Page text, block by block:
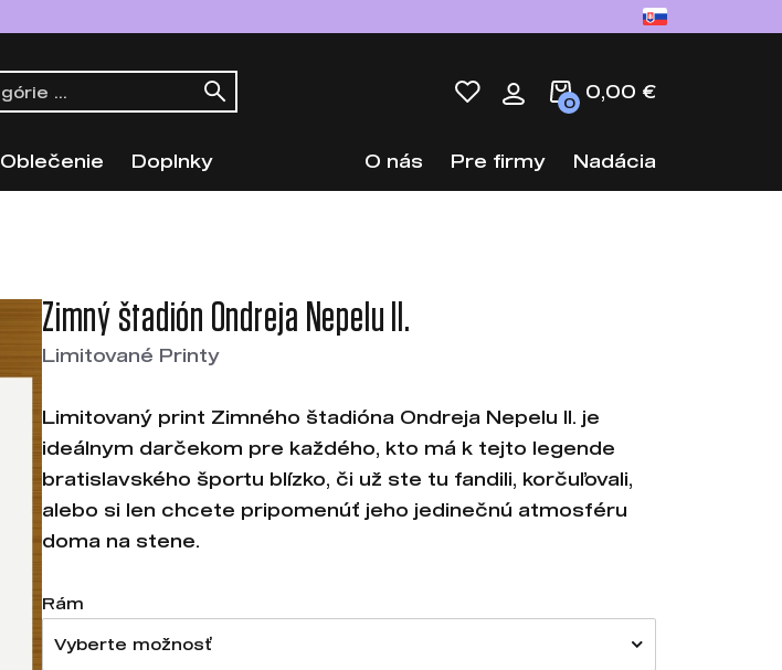
0
0,00 €
Oblečenie Doplnky O nás Pre firmy Nadácia
Zimný štadión Ondreja Nepelu II.
Limitované Printy
Limitovaný print Zimného štadióna Ondreja Nepelu II. je
ideálnym darčekom pre každého, kto má k tejto legende
bratislavského športu blízko, či už ste tu fandili, korčuľovali,
alebo si len chcete pripomenúť jeho jedinečnú atmosféru
doma na stene.
Rám
Vyberte možnosť